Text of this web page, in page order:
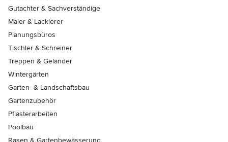
Gutachter & Sachverständige
Maler & Lackierer
Planungsbüros
Tischler & Schreiner
Treppen & Geländer
Wintergärten
Garten- & Landschaftsbau
Gartenzubehör
Pflasterarbeiten
Poolbau
Rasen & Gartenbewässerung